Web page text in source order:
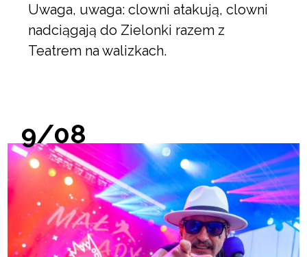
Uwaga, uwaga: clowni atakują, clowni
nadciągają do Zielonki razem z
Teatrem na walizkach.
9/08